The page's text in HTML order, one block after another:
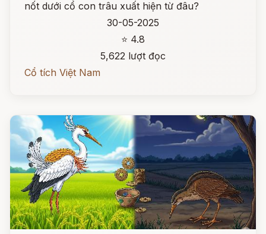
nốt dưới cổ con trâu xuất hiện từ đâu?
30-05-2025
⭐ 4.8
5,622 lượt đọc
Cổ tích Việt Nam